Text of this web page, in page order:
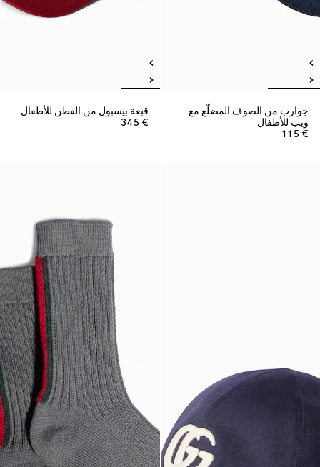
جوارب من الصوف المضلّع مع
ويب للأطفال
€ 115
قبعة بيسبول من القطن للأطفال
€ 345